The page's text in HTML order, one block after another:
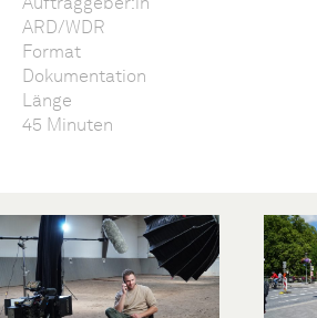
ARD/WDR
Format
Dokumentation
Länge
45 Minuten